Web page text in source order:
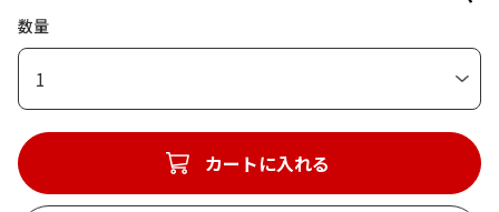
数量
1
カートに入れる